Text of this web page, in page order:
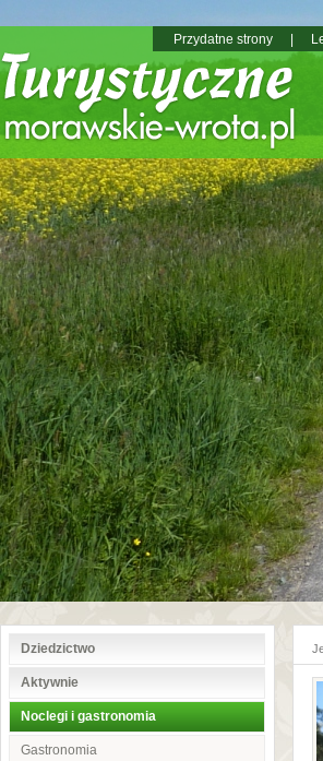
Przydatne strony
Dziedzictwo
Aktywnie
Noclegi i gastronomia
Gastronomia